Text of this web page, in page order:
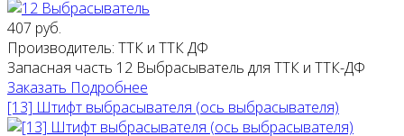
407 руб.
Производитель: ТТК и ТТК ДФ
Запасная часть 12 Выбрасыватель для ТТК и ТТК-ДФ
Заказать Подробнее
[13] Штифт выбрасывателя (ось выбрасывателя)